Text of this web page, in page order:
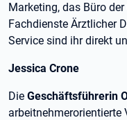
Marketing, das Büro
Fachdienste Ärztlicher
Service sind ihr direkt
Jessica Crone
Die Geschäftsführerin
arbeitnehmerorientierte